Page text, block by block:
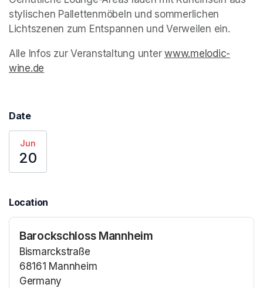
stylischen Pallettenmöbeln und sommerlichen
Lichtszenen zum Entspannen und Verweilen ein.
Alle Infos zur Veranstaltung unter www.melodic-
wine.de
Date
Jun
20
Location
Barockschloss Mannheim
Bismarckstraße
68161 Mannheim
Germany